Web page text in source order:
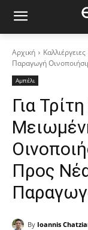
Αρχική Καλλιέργειες
Παραγωγή
Αμπέλι
Για
Προς
By Ioannis